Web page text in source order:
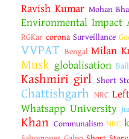
Ravish Kumar Mohan
Environmental Impact
RGKar corona Surveillance
VVPAT Bengal Milan
Musk globalisation
Kashmiri girl Short
Chattishgarh NRC
Whatsapp University
Khan Communalism NRC